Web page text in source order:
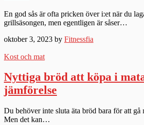
En god sås är ofta pricken över i:et när du
grillsäsongen, men egentligen är såser…
oktober 3, 2023 by Fitnessfia
Kost och mat
Nyttiga bröd att köpa i
jämförelse
Du behöver inte sluta äta bröd bara för att
Men det kan…